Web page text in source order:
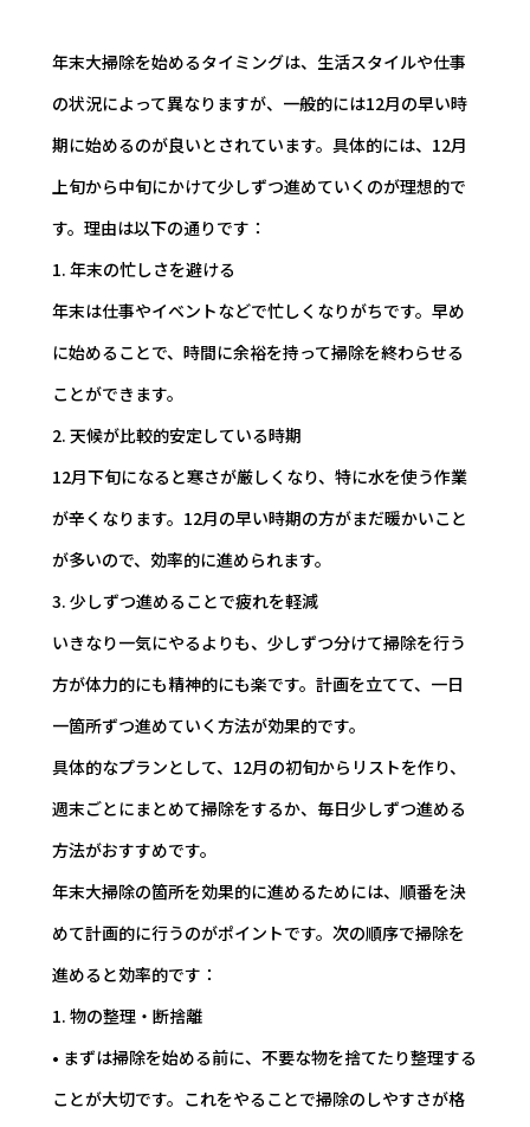
年末大掃除を始めるタイミングは、生活スタイルや仕事
の状況によって異なりますが、一般的には12月の早い時
期に始めるのが良いとされています。具体的には、12月
上旬から中旬にかけて少しずつ進めていくのが理想的で
す。理由は以下の通りです：
1. 年末の忙しさを避ける
年末は仕事やイベントなどで忙しくなりがちです。早め
に始めることで、時間に余裕を持って掃除を終わらせる
ことができます。
2. 天候が比較的安定している時期
12月下旬になると寒さが厳しくなり、特に水を使う作業
が辛くなります。12月の早い時期の方がまだ暖かいこと
が多いので、効率的に進められます。
3. 少しずつ進めることで疲れを軽減
いきなり一気にやるよりも、少しずつ分けて掃除を行う
方が体力的にも精神的にも楽です。計画を立てて、一日
一箇所ずつ進めていく方法が効果的です。
具体的なプランとして、12月の初旬からリストを作り、
週末ごとにまとめて掃除をするか、毎日少しずつ進める
方法がおすすめです。
年末大掃除の箇所を効果的に進めるためには、順番を決
めて計画的に行うのがポイントです。次の順序で掃除を
進めると効率的です：
1. 物の整理・断捨離
• まずは掃除を始める前に、不要な物を捨てたり整理する
ことが大切です。これをやることで掃除のしやすさが格